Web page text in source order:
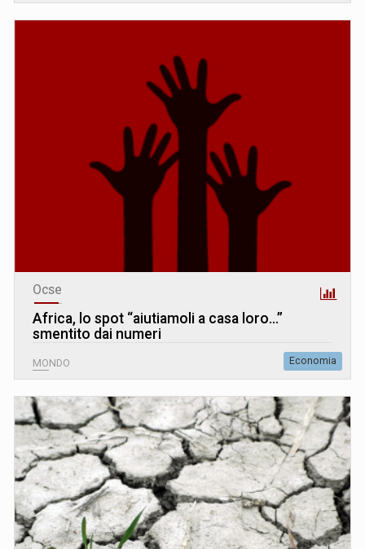
Ocse
Africa, lo spot “aiutiamoli a casa loro…”
smentito dai numeri
MONDO Economia